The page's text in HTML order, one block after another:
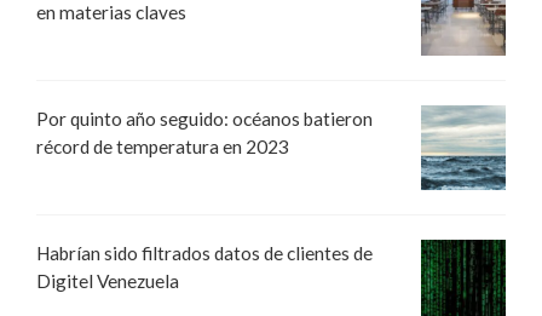
en materias claves
Por quinto año seguido: océanos batieron
récord de temperatura en 2023
Habrían sido filtrados datos de clientes de
Digitel Venezuela